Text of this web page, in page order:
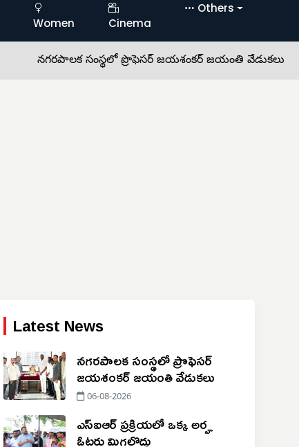
Women Cinema
Others
నగరపాలక సంస్థలో ప్రొఫెసర్ జయశంకర్ జయంతి వేడుకలు •
Latest News
నగరపాలక సంస్థలో ప్రొఫెసర్
జయశంకర్ జయంతి వేడుకలు
06-08-2026
ఎస్‌ఐఆర్ ప్రక్రియలో ఒక్క అర్హ
ఓటరు మిగలొద్దు